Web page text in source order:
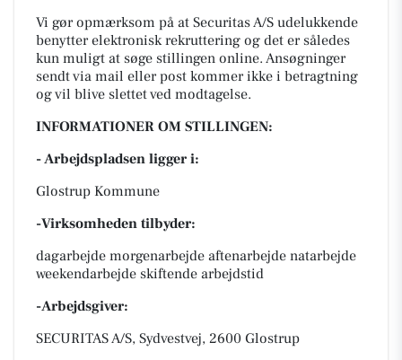
Vi gør opmærksom på at Securitas A/S udelukkende
benytter elektronisk rekruttering og det er således
kun muligt at søge stillingen online. Ansøgninger
sendt via mail eller post kommer ikke i betragtning
og vil blive slettet ved modtagelse.
INFORMATIONER OM STILLINGEN:
- Arbejdspladsen ligger i:
Glostrup Kommune
-Virksomheden tilbyder:
dagarbejde morgenarbejde aftenarbejde natarbejde
weekendarbejde skiftende arbejdstid
-Arbejdsgiver:
SECURITAS A/S, Sydvestvej, 2600 Glostrup